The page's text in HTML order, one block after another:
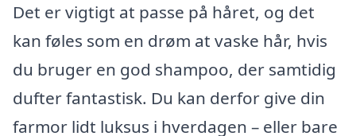
Det er vigtigt at passe på håret, og det
kan føles som en drøm at vaske hår, hvis
du bruger en god shampoo, der samtidig
dufter fantastisk. Du kan derfor give din
farmor lidt luksus i hverdagen – eller bare